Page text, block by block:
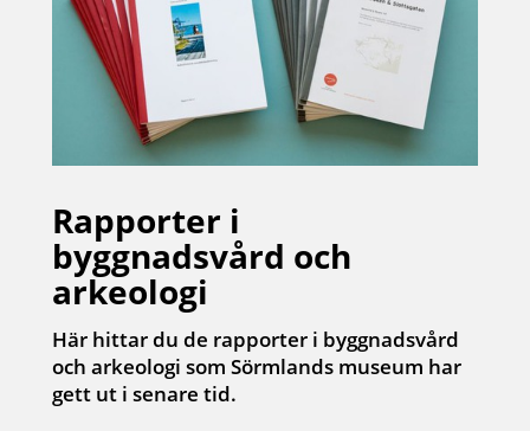
Rapporter i
byggnadsvård och
arkeologi
Här hittar du de rapporter i byggnadsvård
och arkeologi som Sörmlands museum har
gett ut i senare tid.